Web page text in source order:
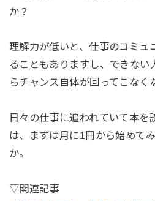
か？
理解力が低いと、仕事のコミュ
ることもありますし、できない
らチャンス自体が回ってこなく
日々の仕事に追われていて本を
は、まずは月に1冊から始めて
か。
▽関連記事